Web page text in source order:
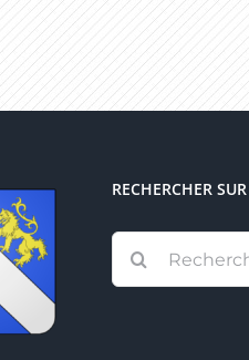
RECHERCHER